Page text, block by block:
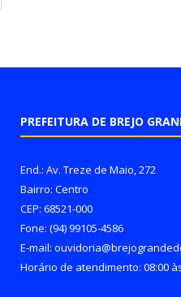
PREFEITURA DE BREJO
End.: Av. Treze de Maio, 272
Bairro: Centro
CEP: 68521-000
Fone: (94) 99105-4586
E-mail:
Horário de atendimento: 08:00